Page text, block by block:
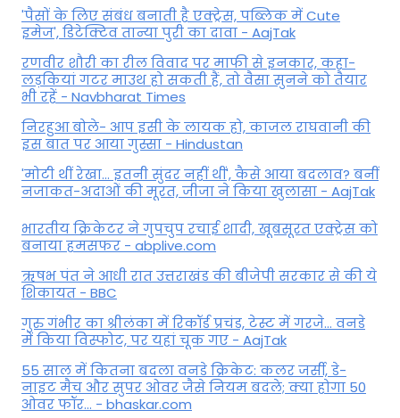
'पैसों के लिए संबंध बनाती है एक्ट्रेस, पब्लिक में Cute
इमेज', डिटेक्टिव तान्या पुरी का दावा - AajTak
रणवीर शौरी का रील विवाद पर माफी से इनकार, कहा-
लड़कियां गटर माउथ हो सकती हैं, तो वैसा सुनने को तैयार
भी रहें - Navbharat Times
निरहुआ बोले- आप इसी के लायक हो, काजल राघवानी की
इस बात पर आया गुस्सा - Hindustan
'मोटी थीं रेखा... इतनी सुंदर नहीं थीं', कैसे आया बदलाव? बनीं
नजाकत-अदाओं की मूरत, जीजा ने किया खुलासा - AajTak
भारतीय क्रिकेटर ने गुपचुप रचाई शादी, खूबसूरत एक्ट्रेस को
बनाया हमसफर - abplive.com
ऋषभ पंत ने आधी रात उत्तराखंड की बीजेपी सरकार से की ये
शिकायत - BBC
गुरु गंभीर का श्रीलंका में र‍िकॉर्ड प्रचंड, टेस्ट में गरजे... वनडे
में किया व‍िस्फोट, पर यहां चूक गए - AajTak
55 साल में कितना बदला वनडे क्रिकेट: कलर जर्सी, डे-
नाइट मैच और सुपर ओवर जैसे नियम बदले; क्या होगा 50
ओवर फॉर... - bhaskar.com